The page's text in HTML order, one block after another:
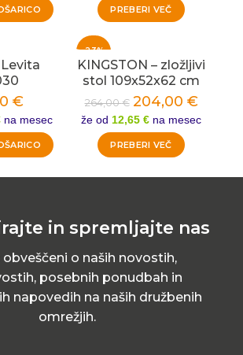
PREBERI VEČ
€
na mesec
-23%
KINGSTON – zložljivi
stol 109x52x62 cm
264,00€ 204,00 €
že od 12,65 € na mesec
PREBERI VEČ
in spremljajte nas
o naših novostih,
posebnih ponudbah in
napovedih na naših družbenih
omrežjih.